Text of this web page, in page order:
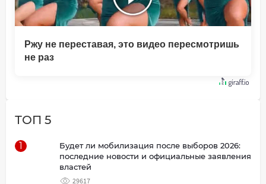
Ржу не переставая, это видео пересмотришь
не раз
ТОП 5
1
Будет ли мобилизация после выборов 2026:
последние новости и официальные заявления
властей
29617